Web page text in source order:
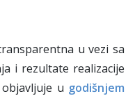
u vezi sa
i rezultate realizacije
u godišnjem